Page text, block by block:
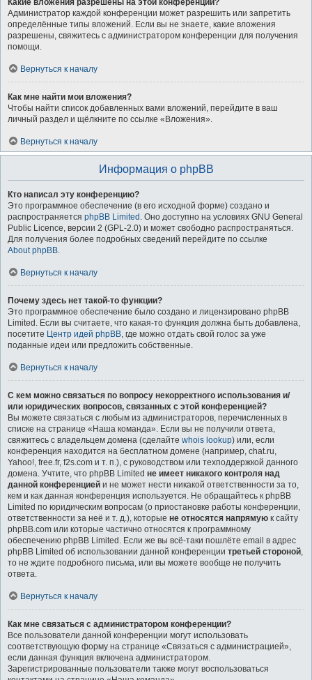
Какие вложения разрешены на этой конференции?
Администратор каждой конференции может разрешить или запретить
определённые типы вложений. Если вы не знаете, какие вложения
разрешены, свяжитесь с администратором конференции для получения
помощи.
Вернуться к началу
Как мне найти мои вложения?
Чтобы найти список добавленных вами вложений, перейдите в ваш
личный раздел и щёлкните по ссылке «Вложения».
Вернуться к началу
Информация о phpBB
Кто написал эту конференцию?
Это программное обеспечение (в его исходной форме) создано и
распространяется phpBB Limited . Оно доступно на условиях GNU General
Public Licence, версии 2 (GPL-2.0) и может свободно распространяться.
Для получения более подробных сведений перейдите по ссылке
About phpBB.
Вернуться к началу
Почему здесь нет такой-то функции?
Это программное обеспечение было создано и лицензировано phpBB
Limited. Если вы считаете, что какая-то функция должна быть добавлена,
посетите Центр идей phpBB, где можно отдать свой голос за уже
поданные идеи или предложить собственные.
Вернуться к началу
С кем можно связаться по вопросу некорректного использования и/
или юридических вопросов, связанных с этой конференцией?
Вы можете связаться с любым из администраторов, перечисленных в
списке на странице «Наша команда». Если вы не получили ответа,
свяжитесь с владельцем домена (сделайте whois lookup) или, если
конференция находится на бесплатном домене (например, chat.ru,
Yahoo!, free.fr, f2s.com и т. п.), с руководством или техподдержкой данного
домена. Учтите, что phpBB Limited не имеет никакого контроля над
данной конференцией и не может нести никакой ответственности за то,
кем и как данная конференция используется. Не обращайтесь к phpBB
Limited по юридическим вопросам (о приостановке работы конференции,
ответственности за неё и т. д.), которые не относятся напрямую к сайту
phpBB.com или которые частично относятся к программному
обеспечению phpBB Limited. Если же вы всё-таки пошлёте email в адрес
phpBB Limited об использовании данной конференции третьей стороной,
то не ждите подробного письма, или вы можете вообще не получить
ответа.
Вернуться к началу
Как мне связаться с администратором конференции?
Все пользователи данной конференции могут использовать
соответствующую форму на странице «Связаться с администрацией»,
если данная функция включена администратором.
Зарегистрированные пользователи также могут воспользоваться